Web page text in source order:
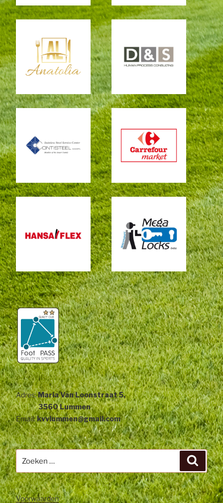
Adres:Maria Van Loonstraat 5,
3560 Lummen
Email:kvvlummen@gmail.com
Zoeken
naar:
Voorwaarden